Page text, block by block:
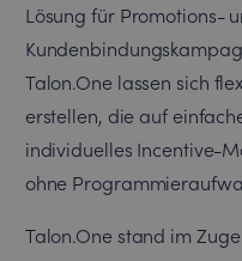
Lösung für Promotions-
Talon.One lassen sich
erstellen, die auf
individuelles Incentive-
ohne
Talon.One stand im